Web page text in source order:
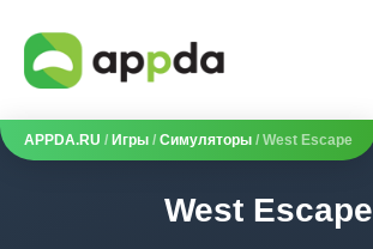
APPDA.RU / Игры / Симуляторы / West Escape
West Escape